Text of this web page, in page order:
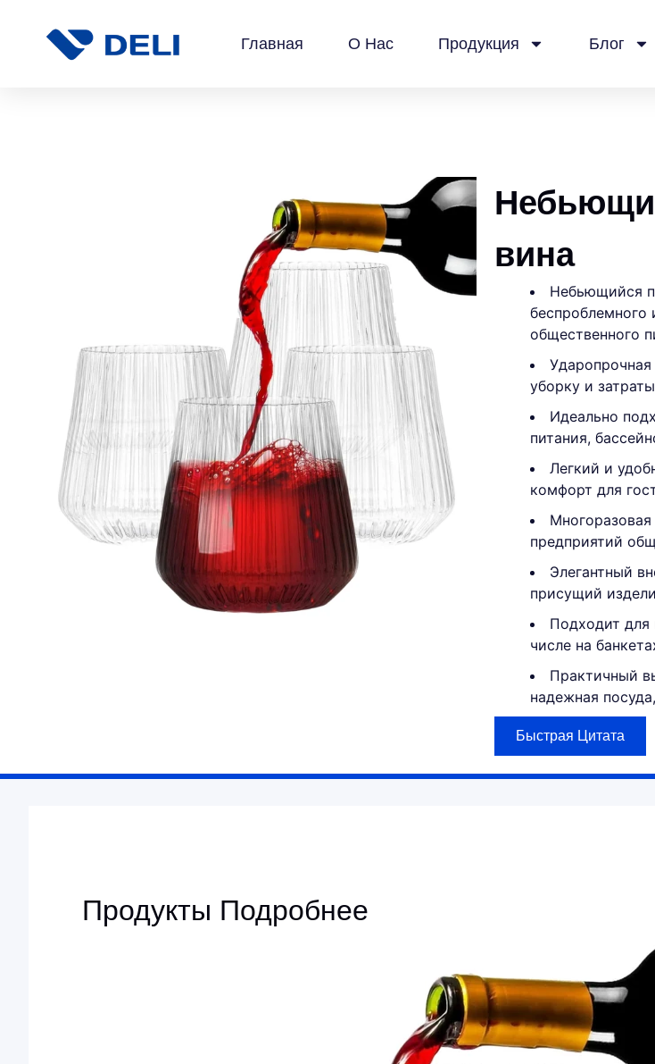
Главная О Нас Продукция Блог
вина
Небьющийся
беспроблемного
общественного
уборку и
Идеально
питания,
Легкий и
комфорт для
предприятий
Элегантный
присущий
Подходит для
числе на
Практичный
надежная
Быстрая Цитата
Продукты Подробнее